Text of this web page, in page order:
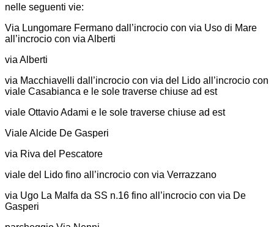
nelle seguenti vie:
Via Lungomare Fermano dall’incrocio con via Uso di Mare
all’incrocio con via Alberti
via Alberti
via Macchiavelli dall’incrocio con via del Lido all’incrocio con
viale Casabianca e le sole traverse chiuse ad est
viale Ottavio Adami e le sole traverse chiuse ad est
Viale Alcide De Gasperi
via Riva del Pescatore
viale del Lido fino all’incrocio con via Verrazzano
via Ugo La Malfa da SS n.16 fino all’incrocio con via De
Gasperi